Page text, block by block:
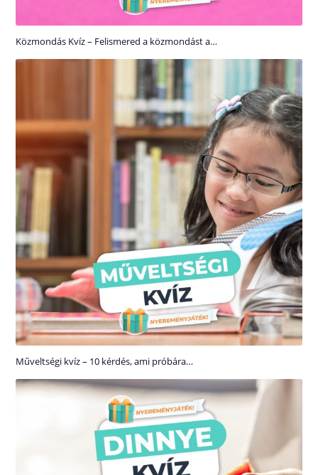
Közmondás Kvíz – Felismered a közmondást a…
Műveltségi kvíz – 10 kérdés, ami próbára…